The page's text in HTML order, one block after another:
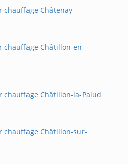
chauffage Châtenay
chauffage Châtillon-en-
chauffage Châtillon-la-Palud
chauffage Châtillon-sur-